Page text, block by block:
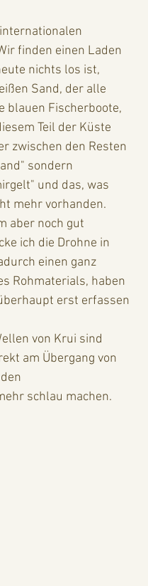
finden einen Laden
nichts los ist,
Sand, der alle
blauen Fischerboote,
Teil der Küste
zwischen den Resten
sondern
und das, was
mehr vorhanden.
aber noch gut
ich die Drohne in
einen ganz
Rohmaterials, haben
erst erfassen
von Krui sind
am Übergang von
schlau machen.